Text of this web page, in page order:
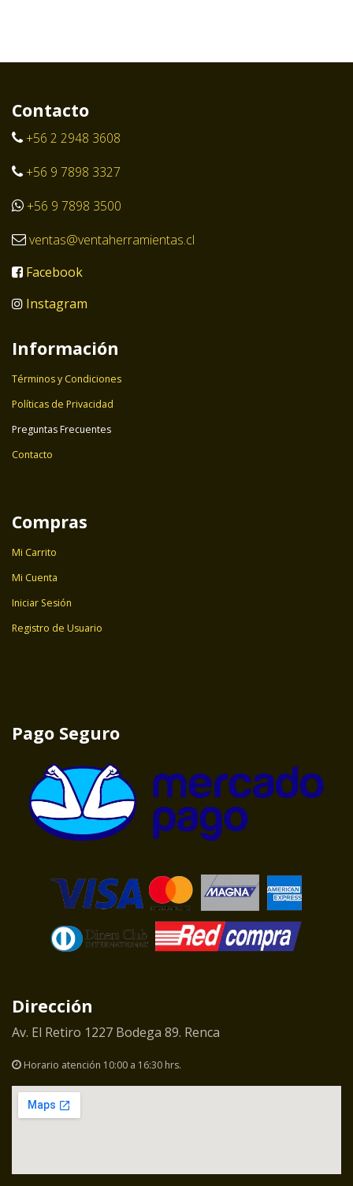
Contacto
+56 2 2948 3608
+56 9 7898 3327
+56 9 7898 3500
ventas@ventaherramientas.cl
Facebook
Instagram
Información
Términos y Condiciones
Políticas de Privacidad
Preguntas Frecuentes
Contacto
Compras
Mi Carrito
Mi Cuenta
Iniciar Sesión
Registro de Usuario
Pago Seguro
Dirección
Av. El Retiro 1227 Bodega 89. Renca
Horario atención 10:00 a 16:30 hrs.